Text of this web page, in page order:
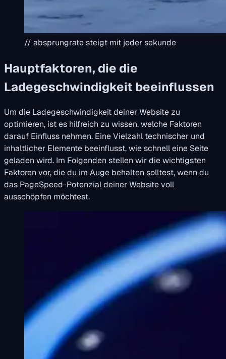
// absprungrate steigt mit jeder sekunde
Hauptfaktoren, die die
Ladegeschwindigkeit beeinflussen
Um die Ladegeschwindigkeit deiner Website zu
optimieren, ist es hilfreich zu wissen, welche Faktoren
darauf Einfluss nehmen. Eine Vielzahl technischer und
inhaltlicher Elemente beeinflusst, wie schnell eine Seite
geladen wird. Im Folgenden stellen wir die wichtigsten
Faktoren vor, die du im Auge behalten solltest, wenn du
das PageSpeed-Potenzial deiner Website voll
ausschöpfen möchtest.